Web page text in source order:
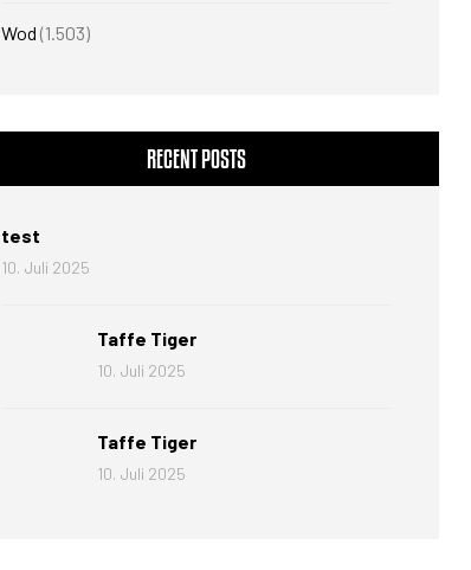
Wod (1.503)
RECENT POSTS
test
10. Juli 2025
Taffe Tiger
10. Juli 2025
Taffe Tiger
10. Juli 2025